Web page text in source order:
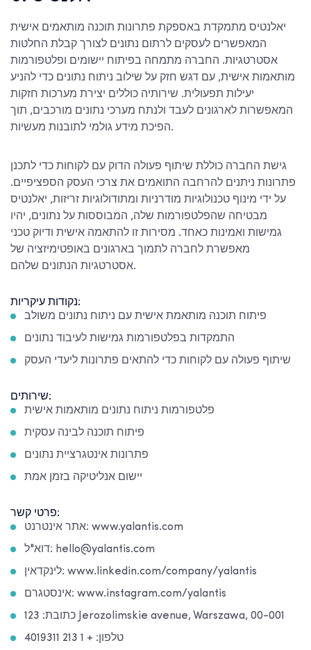
יאלנטיס מתמקדת באספקת פתרונות תוכנה מותאמים אישית
המאפשרים לעסקים לרתום נתונים לצורך קבלת החלטות
אסטרטגיות. החברה מתמחה בפיתוח יישומים ופלטפורמות
מותאמות אישית, עם דגש חזק על שילוב ניתוח נתונים כדי להניע
יעילות תפעולית. שירותיה כוללים יצירת מערכות חזקות
המאפשרות לארגונים לעבד ולנתח מערכי נתונים מורכבים, תוך
הפיכת מידע גולמי לתובנות מעשיות.
גישת החברה כוללת שיתוף פעולה הדוק עם לקוחות כדי לתכנן
פתרונות ניתנים להרחבה התואמים את צרכי העסק הספציפיים.
על ידי מינוף טכנולוגיות מודרניות ומתודולוגיות זריזות, יאלנטיס
מבטיחה שהפלטפורמות שלה, המבוססות על נתונים, יהיו
גמישות ואמינות כאחד. מסירות זו להתאמה אישית ודיוק טכני
מאפשרת לחברה לתמוך בארגונים באופטימיזציה של
אסטרטגיות הנתונים שלהם.
נקודות עיקריות:
פיתוח תוכנה מותאמת אישית עם ניתוח נתונים משולב
התמקדות בפלטפורמות גמישות לעיבוד נתונים
שיתוף פעולה עם לקוחות כדי להתאים פתרונות ליעדי העסק
שירותים:
פלטפורמות ניתוח נתונים מותאמות אישית
פיתוח תוכנה לבינה עסקית
פתרונות אינטגרציית נתונים
יישום אנליטיקה בזמן אמת
פרטי קשר:
אתר אינטרנט: www.yalantis.com
דוא"ל: hello@yalantis.com
לינקדאין: www.linkedin.com/company/yalantis
אינסטגרם: www.instagram.com/yalantis
כתובת: 123 Jerozolimskie avenue, Warszawa, 00-001
טלפון: + 1 213 4019311